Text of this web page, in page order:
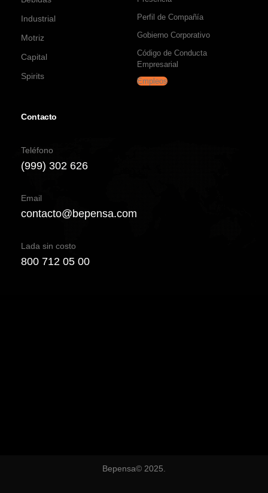
Industrial
Motriz
Capital
Spirits
Perfil de Compañía
Gobierno Corporativo
Código de Conducta
Empresarial
Empleos
Contacto
Teléfono
(999) 302 626
Email
contacto@bepensa.com
Lada sin costo
800 712 05 00
Bepensa© 2025.